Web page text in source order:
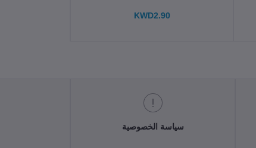
KWD2.90
سياسة الخصوصية